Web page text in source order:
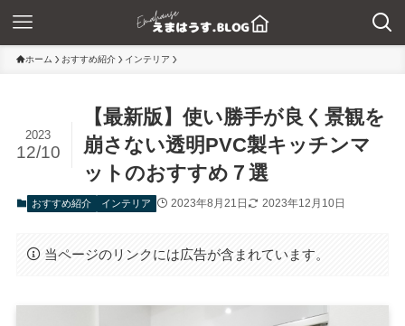
ホーム おすすめ紹介 インテリア
【最新版】使い勝手が良く景観を
崩さない透明PVC製キッチンマ
ットのおすすめ７選
2023
12/10
おすすめ紹介 インテリア 2023年8月21日 2023年12月10日
当ページのリンクには広告が含まれています。